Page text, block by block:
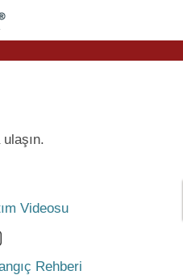
Videosu
Rehberi